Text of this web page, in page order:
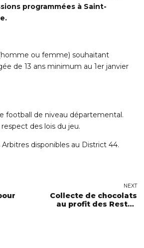
programmées à Saint-
ou femme) souhaitant
de 13 ans minimum au 1er janvier
football de niveau départemental.
des lois du jeu.
Arbitres disponibles au District 44.
NEXT
Collecte de chocolats
au profit des Restos